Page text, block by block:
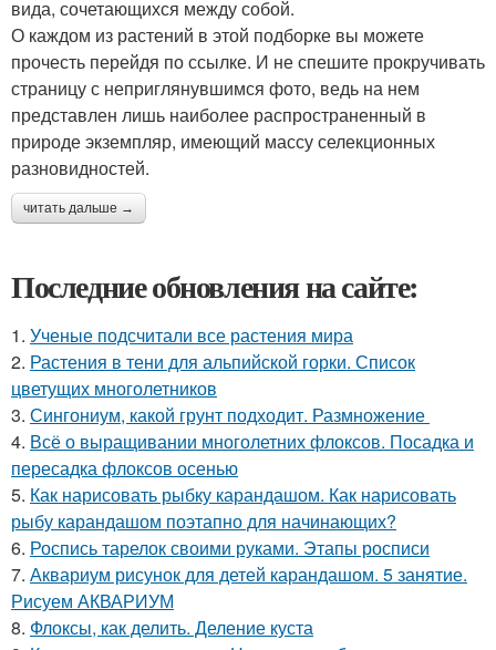
вида, сочетающихся между собой.
О каждом из растений в этой подборке вы можете
прочесть перейдя по ссылке. И не спешите прокручивать
страницу с неприглянувшимся фото, ведь на нем
представлен лишь наиболее распространенный в
природе экземпляр, имеющий массу селекционных
разновидностей.
читать дальше →
Последние обновления на сайте:
1. Ученые подсчитали все растения мира
2. Растения в тени для альпийской горки. Список
цветущих многолетников
3. Сингониум, какой грунт подходит. Размножение
4. Всё о выращивании многолетних флоксов. Посадка и
пересадка флоксов осенью
5. Как нарисовать рыбку карандашом. Как нарисовать
рыбу карандашом поэтапно для начинающих?
6. Роспись тарелок своими руками. Этапы росписи
7. Аквариум рисунок для детей карандашом. 5 занятие.
Рисуем АКВАРИУМ
8. Флоксы, как делить. Деление куста